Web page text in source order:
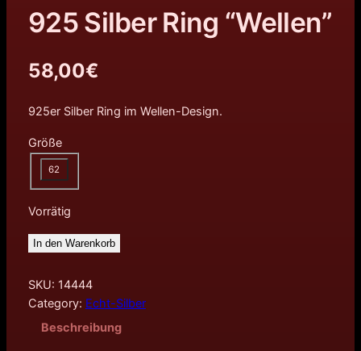
925 Silber Ring “Wellen”
58,00€
925er Silber Ring im Wellen-Design.
Größe
62
Vorrätig
In den Warenkorb
SKU: 14444
Category: Echt-Silber
Beschreibung